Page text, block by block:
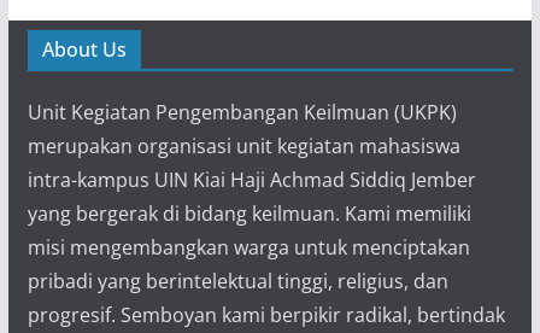
About Us
Unit Kegiatan Pengembangan Keilmuan (UKPK)
merupakan organisasi unit kegiatan mahasiswa
intra-kampus UIN Kiai Haji Achmad Siddiq Jember
yang bergerak di bidang keilmuan. Kami memiliki
misi mengembangkan warga untuk menciptakan
pribadi yang berintelektual tinggi, religius, dan
progresif. Semboyan kami berpikir radikal, bertindak